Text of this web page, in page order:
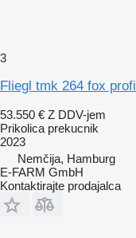
3
Fliegl tmk 264 fox profi
53.550 € Z DDV-jem
Prikolica prekucnik
2023
Nemčija, Hamburg
E-FARM GmbH
Kontaktirajte prodajalca